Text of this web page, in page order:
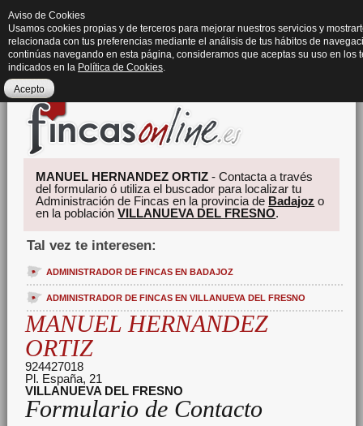
MANUEL HERNANDEZ ORTIZ - Contacta a través
del formulario ó utiliza el buscador para localizar tu
Administración de Fincas en la provincia de Badajoz o
en la poblaciónVILLANUEVA DEL FRESNO.
Tal vez te interesen:
ADMINISTRADOR DE FINCAS EN BADAJOZ
ADMINISTRADOR DE FINCAS EN VILLANUEVA DEL FRESNO
MANUEL HERNANDEZ
ORTIZ
924427018
Pl. España, 21
VILLANUEVA DEL FRESNO
Formulario de Contacto
Aviso de Cookies
Usamos cookies propias y de terceros para mejorar nuestros servicios y
relacionada con tus preferencias mediante el análisis de tus hábitos de
continúas navegando en esta página, consideramos que aceptas su uso en los
indicados en la Política de Cookies.
Acepto